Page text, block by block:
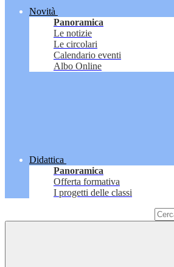
Novità
Panoramica
Le notizie
Le circolari
Calendario eventi
Albo Online
Didattica
Panoramica
Offerta formativa
I progetti delle classi